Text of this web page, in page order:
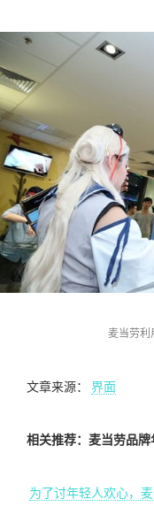
麦当劳利
文章来源： 界面
相关推荐：麦当劳品牌
为了讨年轻人欢心，